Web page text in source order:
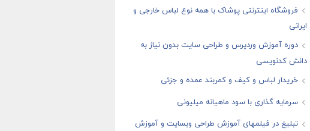
فروشگاه اینترنتی پوشاک با همه نوع لباس خارجی و
ایرانی
دوره آموزش وردپرس و طراحی سایت بدون نیاز به
دانش کدنویسی
خریدار لباس و کیف و کمربند عمده و جزئی
سرمایه گذاری با سود ماهیانه میلیونی
تبلیغ در فیلمهای آموزش طراحی وبسایت و آموزش